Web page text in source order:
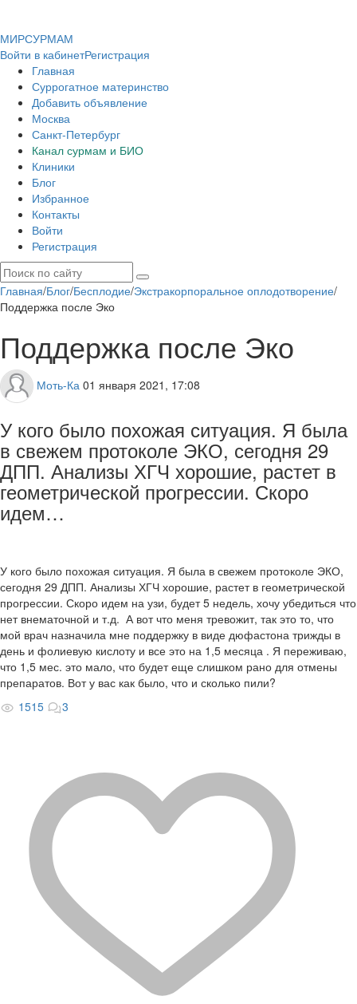
МИРСУРМАМ
Войти в кабинетРегистрация
Главная
Суррогатное материнство
Добавить объявление
Москва
Санкт-Петербург
Канал сурмам и БИО
Клиники
Блог
Избранное
Контакты
Войти
Регистрация
Главная/Блог/Бесплодие/Экстракорпоральное оплодотворение/
Поддержка после Эко
Поддержка после Эко
Моть-Ка 01 января 2021, 17:08
У кого было похожая ситуация. Я была
в свежем протоколе ЭКО, сегодня 29
ДПП. Анализы ХГЧ хорошие, растет в
геометрической прогрессии. Скоро
идем…
У кого было похожая ситуация. Я была в свежем протоколе ЭКО,
сегодня 29 ДПП. Анализы ХГЧ хорошие, растет в геометрической
прогрессии. Скоро идем на узи, будет 5 недель, хочу убедиться что
нет внематочной и т.д. А вот что меня тревожит, так это то, что
мой врач назначила мне поддержку в виде дюфастона трижды в
день и фолиевую кислоту и все это на 1,5 месяца . Я переживаю,
что 1,5 мес. это мало, что будет еще слишком рано для отмены
препаратов. Вот у вас как было, что и сколько пили?
1515
3